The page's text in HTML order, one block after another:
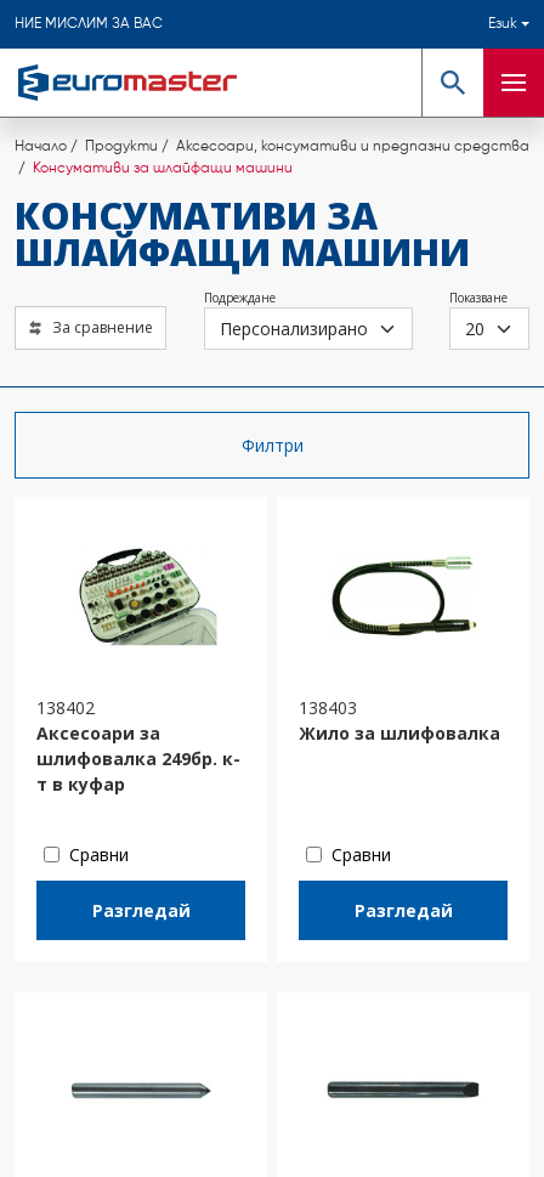
НИЕ МИСЛИМ ЗА ВАС Език
Търсене
Начало Продукти
Аксесоари, консумативи и предпазни средства
Консумативи за шлайфащи машини
КОНСУМАТИВИ ЗА
ШЛАЙФАЩИ МАШИНИ
За сравнение
Подреждане Показване
Филтри
138402
Аксесоари за
шлифовалка 249бр. к-
т в куфар
Сравни
Разгледай
138403
Жило за шлифовалка
Сравни
Разгледай